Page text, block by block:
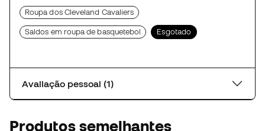
Roupa dos Cleveland Cavaliers
Saldos em roupa de basquetebol Esgotado
Avaliação pessoal (1)
Produtos semelhantes